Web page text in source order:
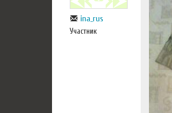
ina_rus
Участник